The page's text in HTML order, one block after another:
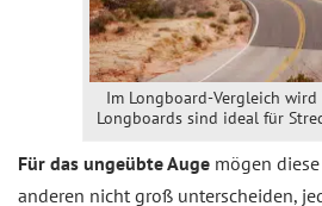
Im Longboard-Vergleich
Longboards sind ideal für
Für das ungeübte Auge mögen
anderen nicht groß unterscheiden,